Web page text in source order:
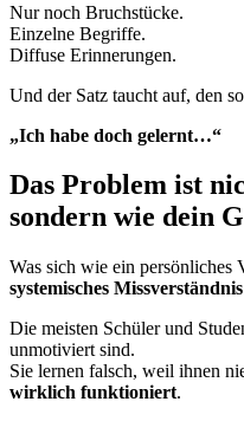
Nur noch Bruchstücke.
Einzelne Begriffe.
Diffuse Erinnerungen.
Und der Satz taucht auf, den
„Ich habe doch gelernt…“
Das Problem ist
sondern wie dein
Was sich wie ein persönliches
systemisches
Die meisten Schüler und
unmotiviert sind.
Sie lernen falsch, weil ihnen
wirklich funktioniert.